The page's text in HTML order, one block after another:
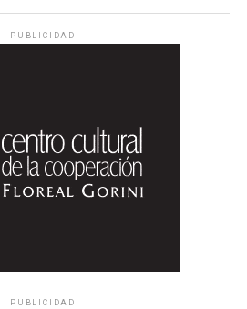
PUBLICIDAD
PUBLICIDAD